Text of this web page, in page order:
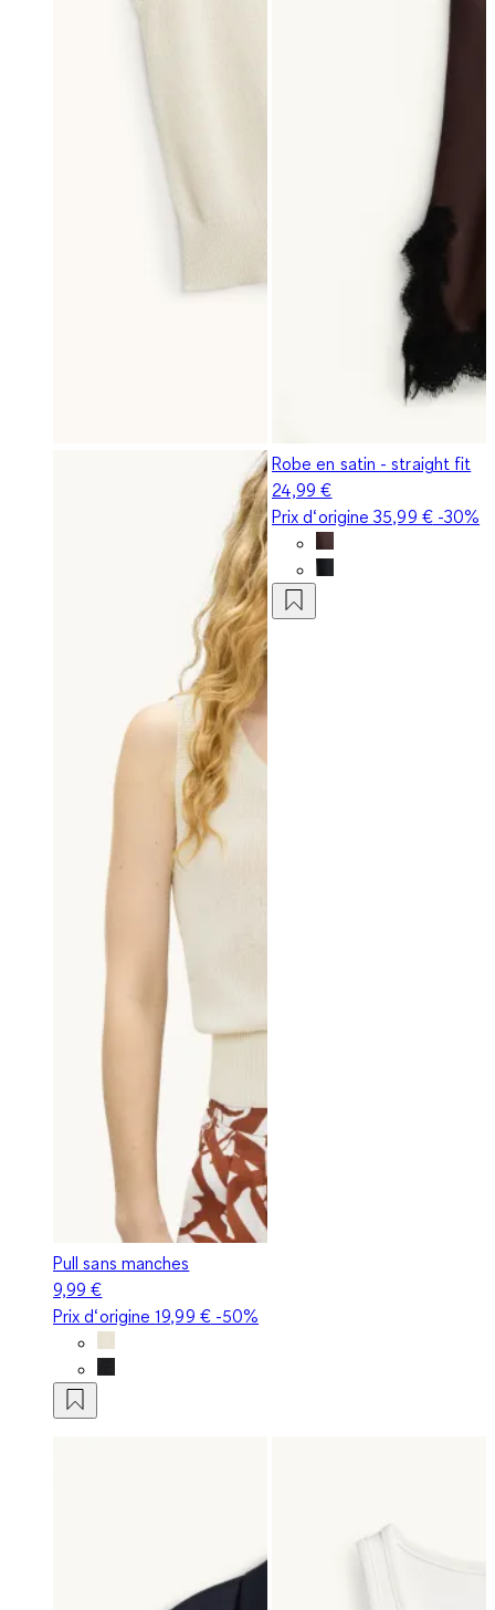
Pull sans manches
9,99 €
Prix d‘origine19,99 €-50%
Robe en satin - straight fit
24,99 €
Prix d‘origine35,99 €-30%